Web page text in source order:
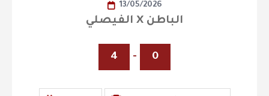
13/05/2026
الفيصلي X الباطن
4 - 0